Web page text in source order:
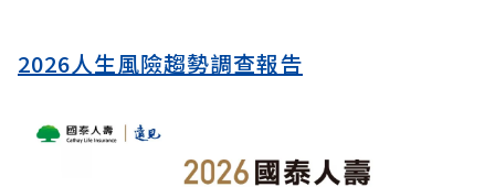
2026人生風險趨勢調查報告